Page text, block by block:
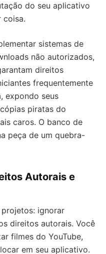
do seu aplicativo
coisa.
sistemas de
não autorizados,
direitos
frequentemente
expondo seus
piratas do
caros. O banco de
peça de um quebra-
Autorais e
ignorar
direitos autorais. Você
filmes do YouTube,
em seu aplicativo.